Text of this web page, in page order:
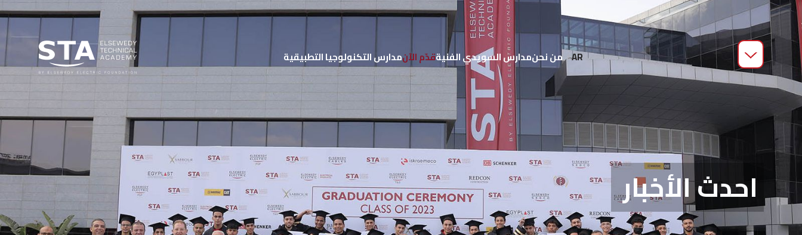
AR من نحنمدارس السويدي الفنيةقدّم الآنمدارس التكنولوجيا التطبيقية
احدث الأخبار